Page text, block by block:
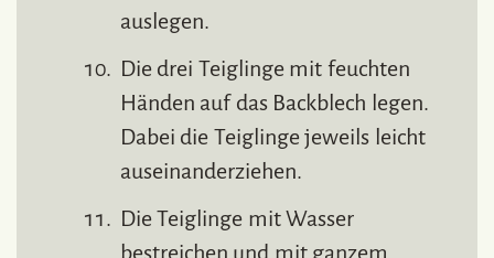
auslegen.
Die drei Teiglinge mit feuchten
Händen auf das Backblech legen.
Dabei die Teiglinge jeweils leicht
auseinanderziehen.
Die Teiglinge mit Wasser
bestreichen und mit ganzem